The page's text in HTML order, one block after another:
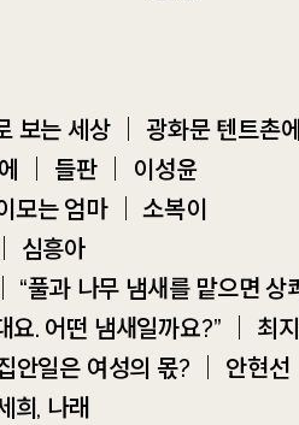
고래
후원하
2226
+
보는 세상 ｜ 광화문 텐트촌
｜ 들판 ｜ 이성윤
는 엄마 ｜ 소복이
심흥아
“풀과 나무 냄새를 맡으면 상
요. 어떤 냄새일까요?” ｜ 최
안일은 여성의 몫? ｜ 안현선
희, 나래